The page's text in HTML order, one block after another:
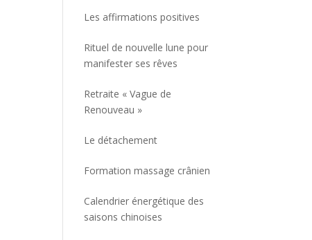
Les affirmations positives
Rituel de nouvelle lune pour
manifester ses rêves
Retraite « Vague de
Renouveau »
Le détachement
Formation massage crânien
Calendrier énergétique des
saisons chinoises